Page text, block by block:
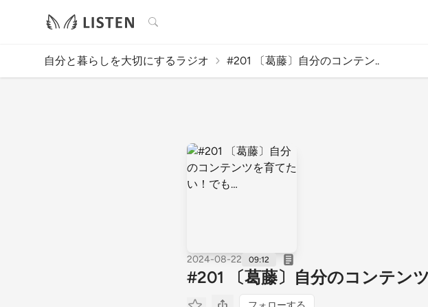
検索
自分と暮らしを大切にするラジオ #201 〔葛藤〕自分のコンテン..
2024-08-22 09:12
#201 〔葛藤〕自分のコンテン